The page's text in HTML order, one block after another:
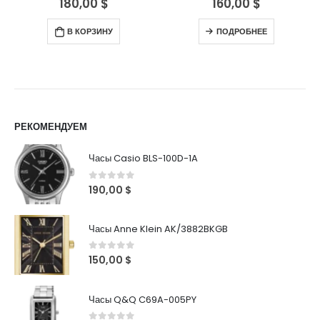
180,00 $
В КОРЗИНУ
160,00 $
ПОДРОБНЕЕ
РЕКОМЕНДУЕМ
Часы Casio BLS-100D-1A
0out of 5
190,00 $
Часы Anne Klein AK/3882BKGB
0out of 5
150,00 $
Часы Q&Q C69A-005PY